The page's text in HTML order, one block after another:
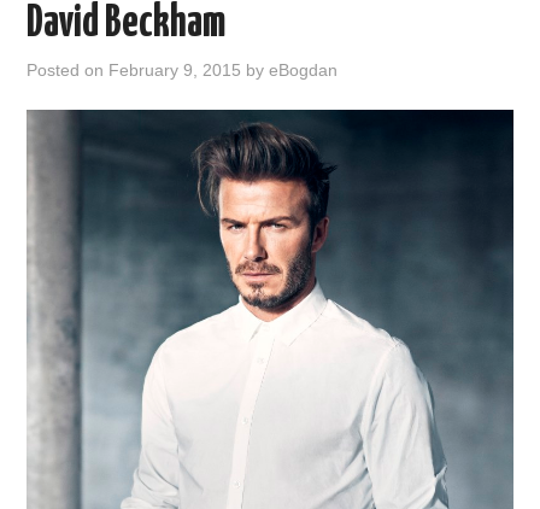
David Beckham
Posted on February 9, 2015 byeBogdan